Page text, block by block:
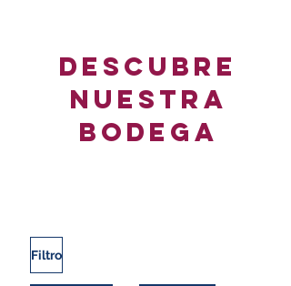
DESCUBRE
NUESTRA
BODEGA
Filtro